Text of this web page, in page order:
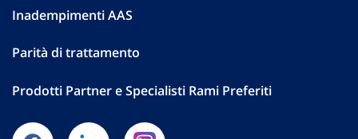
Inadempimenti AAS
Parità di trattamento
Prodotti Partner e Specialisti Rami Preferiti